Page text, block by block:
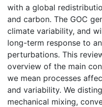
with a global
and carbon. The GOC
climate variability, and
long-term response to
perturbations. This
overview of the main
we mean processes
and variability. We
mechanical mixing,